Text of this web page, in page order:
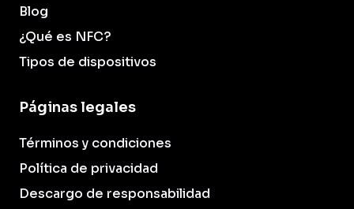
Blog
¿Qué es NFC?
Tipos de dispositivos
Páginas legales
Términos y condiciones
Política de privacidad
Descargo de responsabilidad